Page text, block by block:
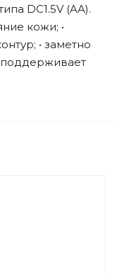
DC1.5V (AA).
кожи; •
• заметно